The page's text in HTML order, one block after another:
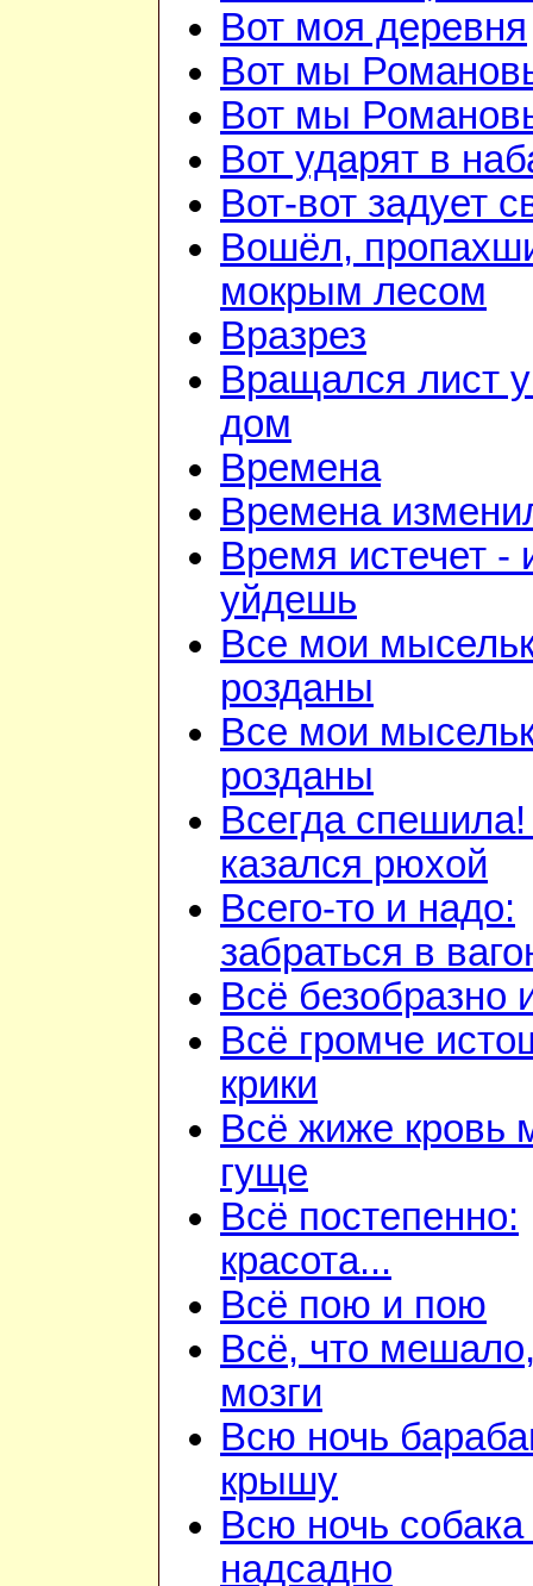
Вот моя деревня
Вот мы
Вот мы
Вот ударят в
Вот-вот задует
Вошёл,
мокрым лесом
Вразрез
Вращался лист
дом
Времена
Времена
Время истечет -
уйдешь
Все мои
розданы
Все мои
розданы
Всегда
казался рюхой
Всего-то и надо:
забраться в
Всё безобразно
Всё громче
крики
Всё жиже кровь
гуще
Всё постепенно:
красота...
Всё пою и пою
Всё, что
мозги
Всю ночь
крышу
Всю ночь
надсадно